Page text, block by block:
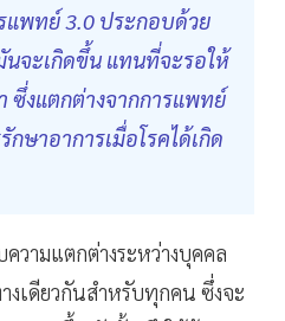
แพทย์ 3.0 ประกอบด้วย
จะเกิดขึ้น แทนที่จะรอให้
ซึ่งแตกต่างจากการแพทย์
ษาอาการเมื่อโรคได้เกิด
วามแตกต่างระหว่างบุคคล
เดียวกันสำหรับทุกคน ซึ่งจะ